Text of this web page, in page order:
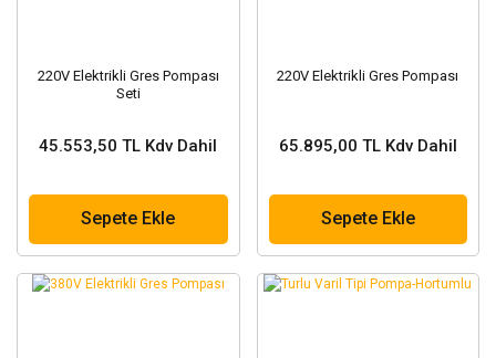
220V Elektrikli Gres Pompası
Seti
45.553,50 TL Kdv Dahil
Sepete Ekle
220V Elektrikli Gres Pompası
65.895,00 TL Kdv Dahil
Sepete Ekle